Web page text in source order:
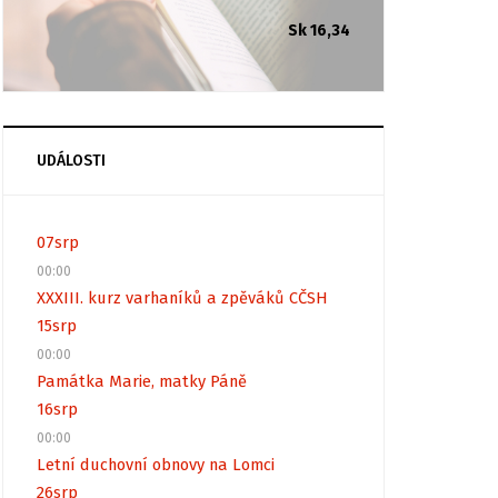
Sk 16,34
UDÁLOSTI
07srp
00:00
XXXIII. kurz varhaníků a zpěváků CČSH
15srp
00:00
Památka Marie, matky Páně
16srp
00:00
Letní duchovní obnovy na Lomci
26srp